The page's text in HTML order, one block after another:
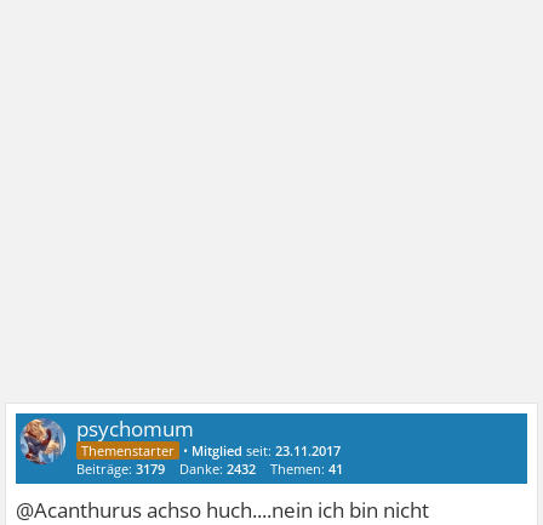
psychomum
• Mitglied seit:23.11.2017
Beiträge:3179 Danke:2432 Themen:41
@Acanthurus achso huch....nein ich bin nicht